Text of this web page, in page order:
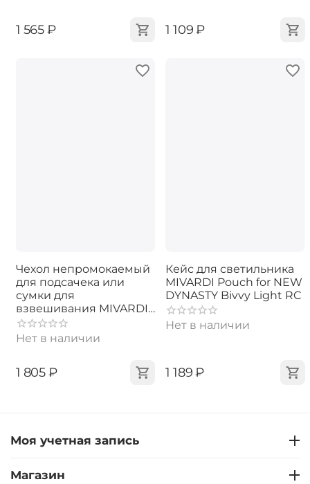
‍1 565‍₽ ‍1 109‍₽
Чехол непромокаемый
для подсачека или
сумки для
взвешивания MIVARDI
Stink Bag
Нет в наличии
‍1 805‍₽
Кейс для светильника
MIVARDI Pouch for NEW
DYNASTY Bivvy Light RC
Нет в наличии
‍1 189‍₽
Моя учетная запись
Магазин